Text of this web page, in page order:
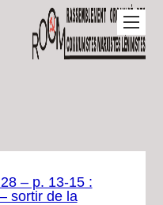
– p. 13-15 :
sortir de la